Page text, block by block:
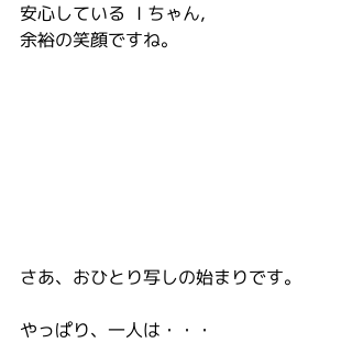
安心している  I ちゃん,
余裕の笑顔ですね。
さあ、おひとり写しの始まりです。
やっぱり、一人は・・・